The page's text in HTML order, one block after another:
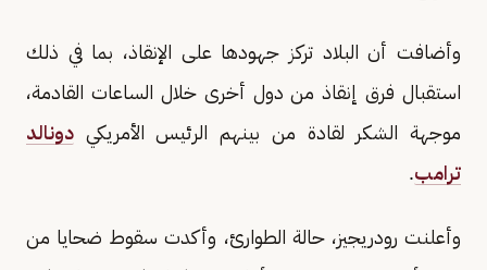
وأضافت أن البلاد ​تركز جهودها على الإنقاذ، بما في ذلك
استقبال فرق إنقاذ من ​دول أخرى خلال الساعات القادمة،
موجهة الشكر لقادة من بينهم الرئيس الأمريكي دونالد
ترامب.
وأعلنت رودريجيز، حالة الطوارئ، وأكدت سقوط ضحايا من